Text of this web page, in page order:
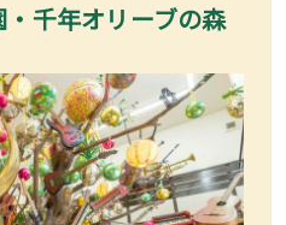
千年オリーブの森